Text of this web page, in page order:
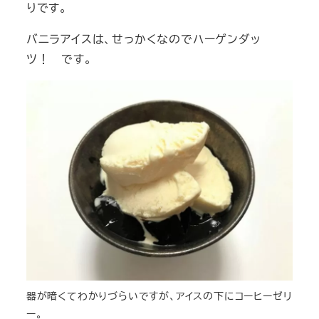
りです。
バニラアイスは、せっかくなのでハーゲンダッ
ツ！ です。
器が暗くてわかりづらいですが、アイスの下にコーヒーゼリ
ー。